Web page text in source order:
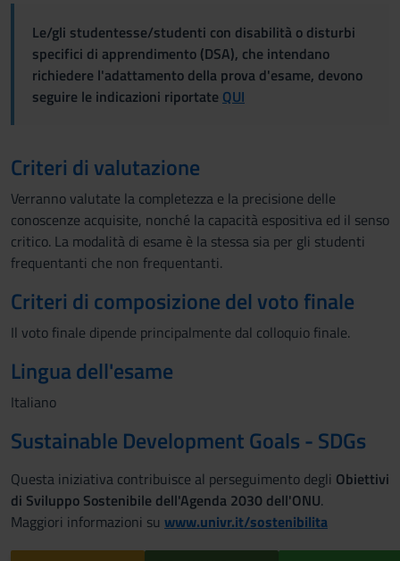
Le/gli studentesse/studenti con disabilità o disturbi
specifici di apprendimento (DSA), che intendano
richiedere l'adattamento della prova d'esame, devono
seguire le indicazioni riportate QUI
Criteri di valutazione
Verranno valutate la completezza e la precisione delle
conoscenze acquisite, nonché la capacità espositiva ed il senso
critico. La modalità di esame è la stessa sia per gli studenti
frequentanti che non frequentanti.
Criteri di composizione del voto finale
Il voto finale dipende principalmente dal colloquio finale.
Lingua dell'esame
Italiano
Sustainable Development Goals - SDGs
Questa iniziativa contribuisce al perseguimento degli Obiettivi
di Sviluppo Sostenibile dell'Agenda 2030 dell'ONU.
Maggiori informazioni su www.univr.it/sostenibilita